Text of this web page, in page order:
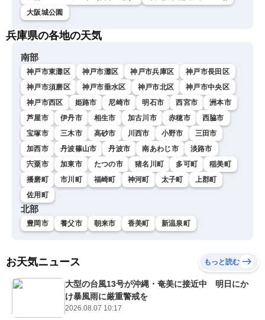
大阪城公園
兵庫県の各地の天気
南部
神戸市東灘区 神戸市灘区 神戸市兵庫区
神戸市長田区
神戸市須磨区
神戸市垂水区 神戸市北区
神戸市中央区
神戸市西区
姫路市 尼崎市 明石市 西宮市
洲本市
芦屋市
伊丹市 相生市 加古川市 赤穂市
西脇市
宝塚市
三木市 高砂市 川西市 小野市
三田市
加西市
丹波篠山市 丹波市 南あわじ市
淡路市
宍粟市
加東市 たつの市 猪名川町 多可町
稲美町
播磨町
市川町 福崎町 神河町 太子町
上郡町
佐用町
北部
豊岡市 養父市 朝来市 香美町 新温泉町
お天気ニュース もっと読む
大型の台風13号が沖縄・奄美に接近中 明日にか
け暴風雨に厳重警戒を
2026.08.07 10:17